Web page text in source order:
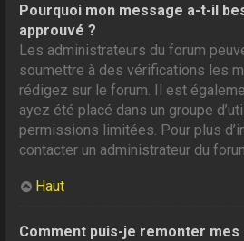
Pourquoi mon message a-t-il
approuvé ?
Les administrateurs du forum
soumettre à des vérifications les
rédigez sur le forum. Il est
ayez été placé dans un groupe
permissions limitées. Pour plus
contacter un administrateur du
Haut
Comment puis-je remonter mes